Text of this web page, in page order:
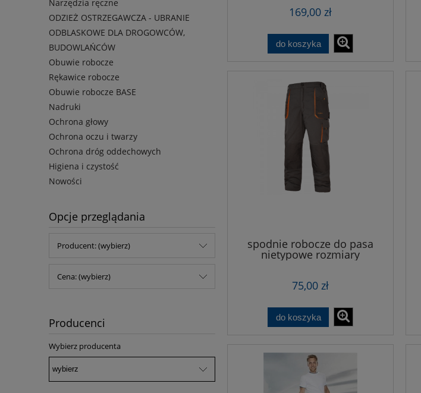
Narzędzia ręczne
ODZIEŻ OSTRZEGAWCZA - UBRANIE
ODBLASKOWE DLA DROGOWCÓW,
BUDOWLAŃCÓW
Obuwie robocze
Rękawice robocze
Obuwie robocze BASE
Nadruki
Ochrona głowy
Ochrona oczu i twarzy
Ochrona dróg oddechowych
Higiena i czystość
Nowości
Opcje przeglądania
Producent: (wybierz)
Cena: (wybierz)
Producenci
Wybierz producenta
169,00 zł
do koszyka
spodnie robocze do pasa
nietypowe rozmiary
75,00 zł
do koszyka